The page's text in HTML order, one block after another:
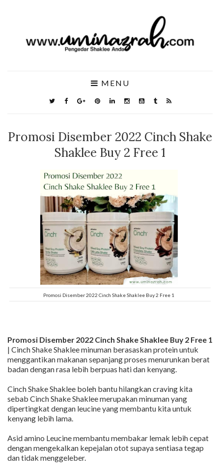
MENU
Promosi Disember 2022 Cinch Shake
Shaklee Buy 2 Free 1
Promosi Disember 2022 Cinch Shake Shaklee Buy 2 Free 1
Promosi Disember 2022 Cinch Shake Shaklee Buy 2 Free 1
| Cinch Shake Shaklee minuman berasaskan protein untuk
menggantikan makanan sepanjang proses menurunkan berat
badan dengan rasa lebih berpuas hati dan kenyang.
Cinch Shake Shaklee boleh bantu hilangkan craving kita
sebab Cinch Shake Shaklee merupakan minuman yang
dipertingkat dengan leucine yang membantu kita untuk
kenyang lebih lama.
Asid amino Leucine membantu membakar lemak lebih cepat
dengan mengekalkan kepejalan otot supaya sentiasa tegap
dan tidak menggeleber.